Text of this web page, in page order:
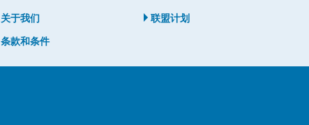
关于我们
联盟计划
条款和条件